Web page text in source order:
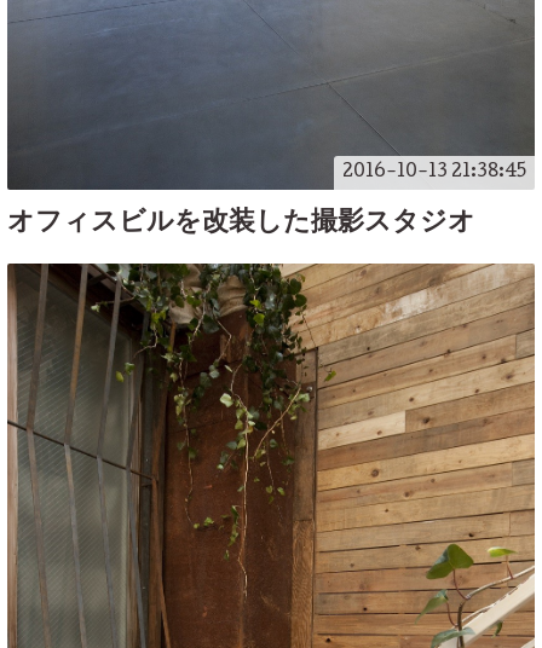
2016-10-13 21:38:45
オフィスビルを改装した撮影スタジオ